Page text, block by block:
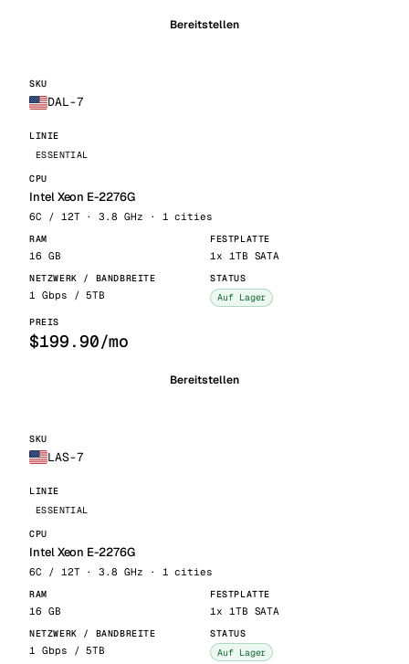
Bereitstellen
DAL-7
ESSENTIAL
Intel Xeon E-2276G
6C / 12T · 3.8 GHz · 1 cities
16 GB 1x 1TB SATA
1 Gbps / 5TB Auf Lager
$199.90/mo
Bereitstellen
LAS-7
ESSENTIAL
Intel Xeon E-2276G
6C / 12T · 3.8 GHz · 1 cities
16 GB 1x 1TB SATA
1 Gbps / 5TB Auf Lager